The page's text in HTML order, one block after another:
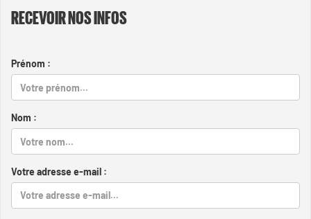
RECEVOIR NOS INFOS
Prénom :
Nom :
Votre adresse e-mail :